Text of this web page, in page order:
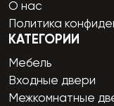
О нас
Политика
КАТЕГОРИИ
Мебель
Входные двери
Межкомнатные